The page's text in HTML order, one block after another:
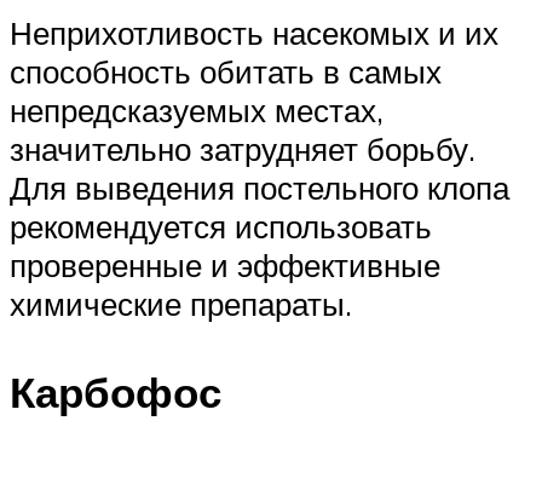
Неприхотливость насекомых и их
способность обитать в самых
непредсказуемых местах,
значительно затрудняет борьбу.
Для выведения постельного клопа
рекомендуется использовать
проверенные и эффективные
химические препараты.
Карбофос